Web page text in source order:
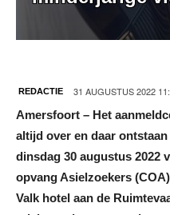
REDACTIE 31 AUGUSTUS 2022
Amersfoort – Het
altijd over en daar
dinsdag 30 augustus 2022
opvang Asielzoekers
Valk hotel aan de